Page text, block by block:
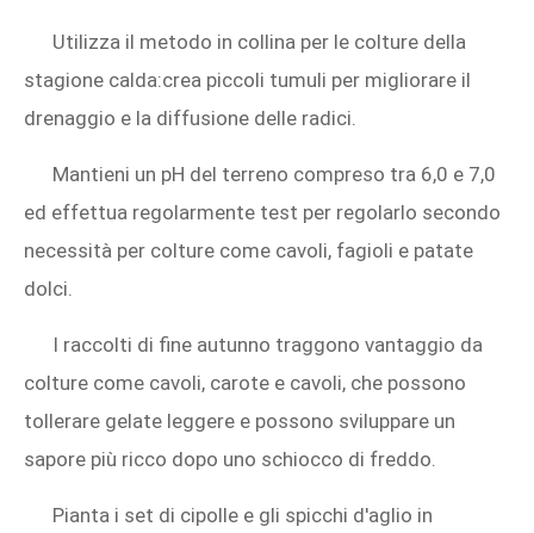
Utilizza il metodo in collina per le colture della
stagione calda:crea piccoli tumuli per migliorare il
drenaggio e la diffusione delle radici.
Mantieni un pH del terreno compreso tra 6,0 e 7,0
ed effettua regolarmente test per regolarlo secondo
necessità per colture come cavoli, fagioli e patate
dolci.
I raccolti di fine autunno traggono vantaggio da
colture come cavoli, carote e cavoli, che possono
tollerare gelate leggere e possono sviluppare un
sapore più ricco dopo uno schiocco di freddo.
Pianta i set di cipolle e gli spicchi d'aglio in